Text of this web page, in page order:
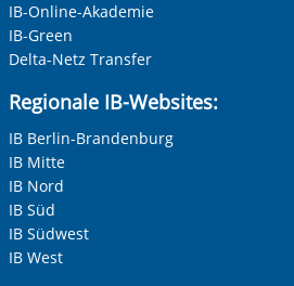
IB-Online-Akademie
IB-Green
Delta-Netz Transfer
Regionale IB-Websites:
IB Berlin-Brandenburg
IB Mitte
IB Nord
IB Süd
IB Südwest
IB West